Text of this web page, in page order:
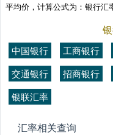
平均价，计算公式为：银行汇
中国银行 工商银行
交通银行
招商银行
银联汇率
汇率相关查询